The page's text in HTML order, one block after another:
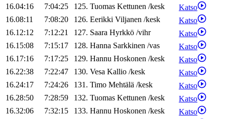
16.04:16
7:04:25 125. Tuomas Kettunen /kesk
Katso
16.08:11
7:08:20 126. Eerikki Viljanen /kesk
Katso
16.12:12
7:12:21 127. Saara Hyrkkö /vihr
Katso
16.15:08
7:15:17 128. Hanna Sarkkinen /vas
Katso
16.17:16
7:17:25 129. Hannu Hoskonen /kesk
Katso
16.22:38
7:22:47 130. Vesa Kallio /kesk
Katso
16.24:17
7:24:26 131. Timo Mehtälä /kesk
Katso
16.28:50
7:28:59 132. Tuomas Kettunen /kesk
Katso
16.32:06
7:32:15 133. Hannu Hoskonen /kesk
Katso